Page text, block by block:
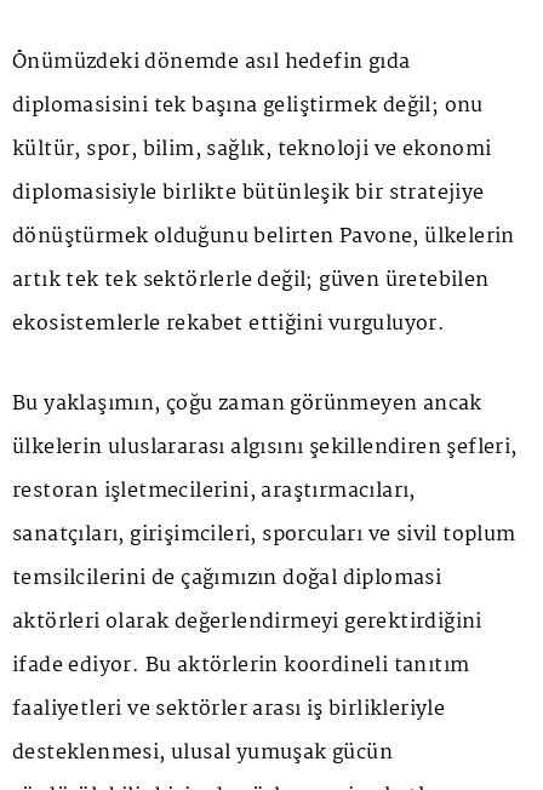
Önümüzdeki dönemde asıl hedefin gıda
diplomasisini tek başına geliştirmek değil; onu
kültür, spor, bilim, sağlık, teknoloji ve ekonomi
diplomasisiyle birlikte bütünleşik bir stratejiye
dönüştürmek olduğunu belirten Pavone, ülkelerin
artık tek tek sektörlerle değil; güven üretebilen
ekosistemlerle rekabet ettiğini vurguluyor.
Bu yaklaşımın, çoğu zaman görünmeyen ancak
ülkelerin uluslararası algısını şekillendiren şefleri,
restoran işletmecilerini, araştırmacıları,
sanatçıları, girişimcileri, sporcuları ve sivil toplum
temsilcilerini de çağımızın doğal diplomasi
aktörleri olarak değerlendirmeyi gerektirdiğini
ifade ediyor. Bu aktörlerin koordineli tanıtım
faaliyetleri ve sektörler arası iş birlikleriyle
desteklenmesi, ulusal yumuşak gücün